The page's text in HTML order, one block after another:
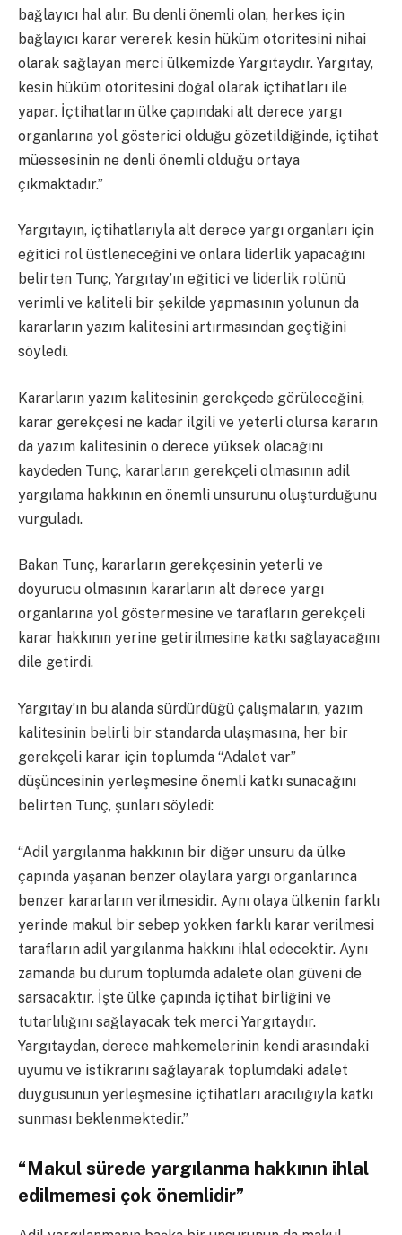
bağlayıcı hal alır. Bu denli önemli olan, herkes için
bağlayıcı karar vererek kesin hüküm otoritesini nihai
olarak sağlayan merci ülkemizde Yargıtaydır. Yargıtay,
kesin hüküm otoritesini doğal olarak içtihatları ile
yapar. İçtihatların ülke çapındaki alt derece yargı
organlarına yol gösterici olduğu gözetildiğinde, içtihat
müessesinin ne denli önemli olduğu ortaya
çıkmaktadır.”
Yargıtayın, içtihatlarıyla alt derece yargı organları için
eğitici rol üstleneceğini ve onlara liderlik yapacağını
belirten Tunç, Yargıtay’ın eğitici ve liderlik rolünü
verimli ve kaliteli bir şekilde yapmasının yolunun da
kararların yazım kalitesini artırmasından geçtiğini
söyledi.
Kararların yazım kalitesinin gerekçede görüleceğini,
karar gerekçesi ne kadar ilgili ve yeterli olursa kararın
da yazım kalitesinin o derece yüksek olacağını
kaydeden Tunç, kararların gerekçeli olmasının adil
yargılama hakkının en önemli unsurunu oluşturduğunu
vurguladı.
Bakan Tunç, kararların gerekçesinin yeterli ve
doyurucu olmasının kararların alt derece yargı
organlarına yol göstermesine ve tarafların gerekçeli
karar hakkının yerine getirilmesine katkı sağlayacağını
dile getirdi.
Yargıtay’ın bu alanda sürdürdüğü çalışmaların, yazım
kalitesinin belirli bir standarda ulaşmasına, her bir
gerekçeli karar için toplumda “Adalet var”
düşüncesinin yerleşmesine önemli katkı sunacağını
belirten Tunç, şunları söyledi:
“Adil yargılanma hakkının bir diğer unsuru da ülke
çapında yaşanan benzer olaylara yargı organlarınca
benzer kararların verilmesidir. Aynı olaya ülkenin farklı
yerinde makul bir sebep yokken farklı karar verilmesi
tarafların adil yargılanma hakkını ihlal edecektir. Aynı
zamanda bu durum toplumda adalete olan güveni de
sarsacaktır. İşte ülke çapında içtihat birliğini ve
tutarlılığını sağlayacak tek merci Yargıtaydır.
Yargıtaydan, derece mahkemelerinin kendi arasındaki
uyumu ve istikrarını sağlayarak toplumdaki adalet
duygusunun yerleşmesine içtihatları aracılığıyla katkı
sunması beklenmektedir.”
“Makul sürede yargılanma hakkının ihlal
edilmemesi çok önemlidir”